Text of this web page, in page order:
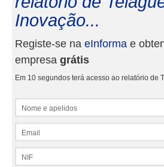
Inovação...
Registe-se na eInforma e
empresa grátis
Em 10 segundos terá acesso ao relatório de